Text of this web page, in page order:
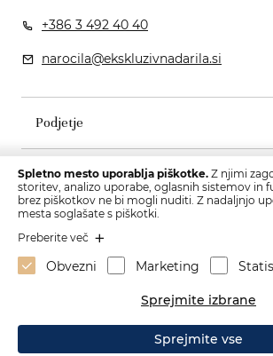
+386 3 492 40 40
narocila@ekskluzivnadarila.si
Podjetje
Pogoji poslovanja
Spletno mesto uporablja piškotke. Z njimi
storitev, analizo uporabe, oglasnih sistemov in
brez piškotkov ne bi mogli nuditi. Z nadaljnjo
mesta soglašate s piškotki.
Preberite več
Obvezni Marketing
Sprejmite izbrane
Sprejmite vse